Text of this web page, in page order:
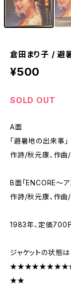
倉田まり子 / 避
¥500
SOLD OUT
A面
「避暑地の出来事」
作詩/秋元康、作
B面「ENCORE～ア
作詩/秋元康、作
1983年、定価700
ジャケットの状態は
★★